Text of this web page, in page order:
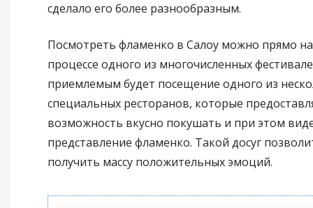
сделало его более разнообразным.
Посмотреть фламенко в Салоу можно прямо
процессе одного из многочисленных
приемлемым будет посещение одного из
специальных ресторанов, которые
возможность вкусно покушать и при этом
представление фламенко. Такой досуг
получить массу положительных эмоций.